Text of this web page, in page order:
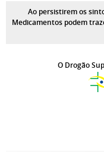
Ao persistirem os
Medicamentos podem
O Drogão